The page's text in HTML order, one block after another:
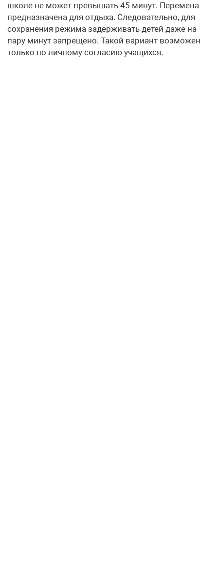
школе не может превышать 45 минут. Перемена
предназначена для отдыха. Следовательно, для
сохранения режима задерживать детей даже на
пару минут запрещено. Такой вариант возможен
только по личному согласию учащихся.